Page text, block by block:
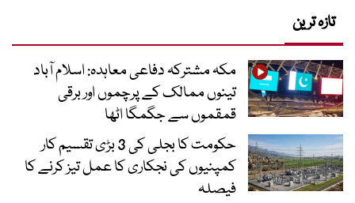
تازہ ترین
مکہ مشترکہ دفاعی معاہدہ: اسلام آباد
تینوں ممالک کے پرچموں اور برقی
قمقموں سے جگمگا اٹھا
حکومت کا بجلی کی 3 بڑی تقسیم کار
کمپنیوں کی نجکاری کا عمل تیز کرنے کا
فیصلہ